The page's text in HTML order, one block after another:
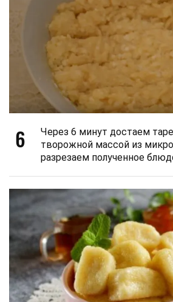
6
Через 6 минут достаем
творожной массой из
разрезаем полученное